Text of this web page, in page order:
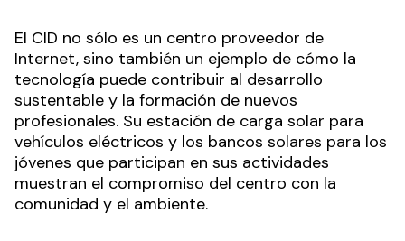
El CID no sólo es un centro proveedor de
Internet, sino también un ejemplo de cómo la
tecnología puede contribuir al desarrollo
sustentable y la formación de nuevos
profesionales. Su estación de carga solar para
vehículos eléctricos y los bancos solares para los
jóvenes que participan en sus actividades
muestran el compromiso del centro con la
comunidad y el ambiente.